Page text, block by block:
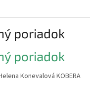
poriadok
poriadok
Konevalová KOBERA